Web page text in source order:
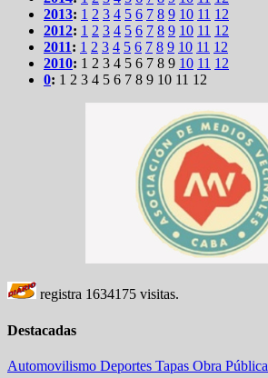
2013: 1 2 3 4 5 6 7 8 9 10 11 12
2012: 1 2 3 4 5 6 7 8 9 10 11 12
2011: 1 2 3 4 5 6 7 8 9 10 11 12
2010: 1 2 3 4 5 6 7 8 9 10 11 12
0: 1 2 3 4 5 6 7 8 9 10 11 12
registra 1634175 visitas.
Destacadas
Automovilismo Deportes Tapas Obra Pública